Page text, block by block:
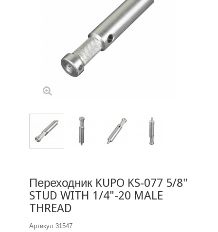
Переходник KUPO KS-077 5/8"
STUD WITH 1/4"-20 MALE
THREAD
Артикул 31547